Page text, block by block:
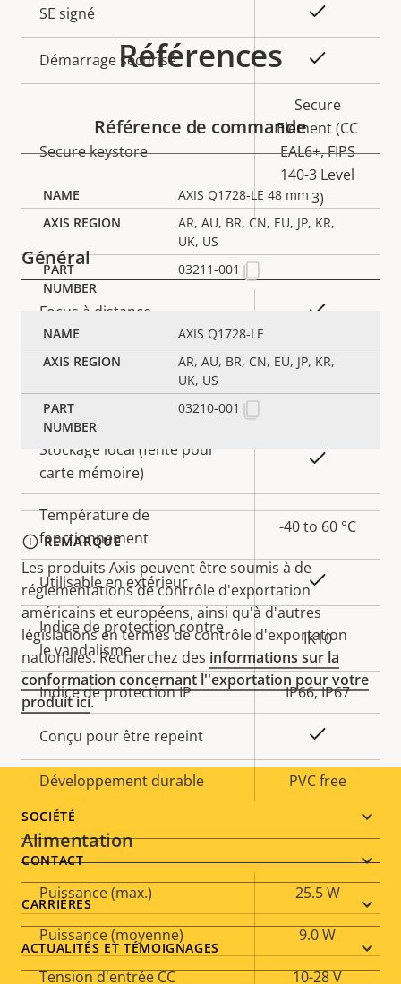
Description
de la
propriété
la
propriété
SE signé
Démarrage sécurisé
Secure keystore
Secure
Element (CC
EAL6+, FIPS
140-3 Level
3)
Général
Description
de la
propriété
la
propriété
Focus à distance
Zoom à distance Oui
Éclairage IR intégré
Stockage local (fente pour
carte mémoire)
Température de
fonctionnement
-40 to 60 °C
Utilisable en extérieur
Indice de protection contre
le vandalisme
IK10
Indice de protection IP IP66, IP67
Conçu pour être repeint
Développement durable PVC free
Alimentation
Description
de la
propriété
la
propriété
Puissance (max.) 25.5 W
Puissance (moyenne) 9.0 W
Tension d'entrée CC 10-28 V
Références
Référence de commande
AXIS Q1728-LE 48 mm
AR, AU, BR, CN, EU, JP, KR,
UK, US
03211-001
AXIS Q1728-LE
AR, AU, BR, CN, EU, JP, KR,
UK, US
03210-001
REMARQUE
Les produits Axis peuvent être soumis à de
réglementations de contrôle d'exportation
américains et européens, ainsi qu'à d'autres
législations en termes de contrôle d'exportation
nationales. Recherchez des informations sur la
conformation concernant l''exportation pour votre
produit ici.
Footer
menu
SOCIÉTÉ
CONTACT
CARRIÈRES
ACTUALITÉS ET TÉMOIGNAGES